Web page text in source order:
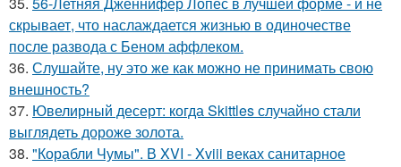
скрывает, что наслаждается жизнью в одиночестве
после развода с Беном аффлеком.
36. Слушайте, ну это же как можно не принимать свою
внешность?
37. Ювелирный десерт: когда Skittles случайно стали
выглядеть дороже золота.
38. "Корабли Чумы". В XVI - Xviii веках санитарное